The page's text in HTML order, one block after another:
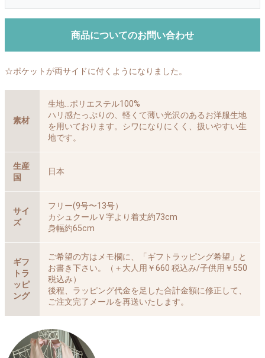
商品についてのお問い合わせ
☆ポケットが両サイドに付くようになりました。
素材
生地…ポリエステル100%
ハリ感たっぷりの、軽くて薄い光沢のあるお洋服生地
を用いております。シワになりにくく、扱いやすい生
地です。
生産
国
日本
サイ
ズ
フリー(9号〜13号）
カシュクールＶ字より着丈約73cm
身幅約65cm
ギフ
トラ
ッピ
ング
ご希望の方はメモ欄に、「ギフトラッピング希望」と
お書き下さい。（＋大人用￥660 税込み/子供用￥550
税込み）
後程、ラッピング代金を足した合計金額に修正して、
ご注文完了メールを再送いたします。